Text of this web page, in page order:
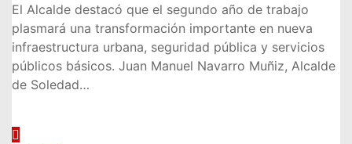
El Alcalde destacó que el segundo año de trabajo
plasmará una transformación importante en nueva
infraestructura urbana, seguridad pública y servicios
públicos básicos. Juan Manuel Navarro Muñiz, Alcalde
de Soledad…